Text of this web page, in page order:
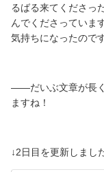
るばる来てくださっ
んでくださっていま
気持ちになったのです
――だいぶ文章が長
ますね！
↓2日目を更新しまし